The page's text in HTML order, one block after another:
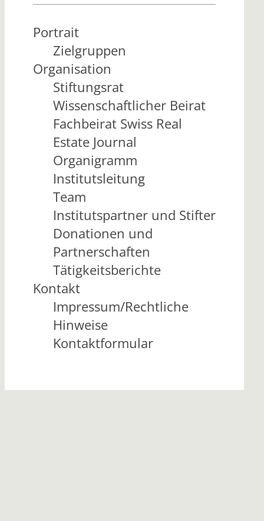
Portrait
Zielgruppen
Organisation
Stiftungsrat
Wissenschaftlicher Beirat
Fachbeirat Swiss Real
Estate Journal
Organigramm
Institutsleitung
Team
Institutspartner und Stifter
Donationen und
Partnerschaften
Tätigkeitsberichte
Kontakt
Impressum/Rechtliche
Hinweise
Kontaktformular